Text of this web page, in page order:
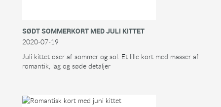
SØDT SOMMERKORT MED JULI KITTET
2020-07-19
Juli kittet oser af sommer og sol. Et lille kort med masser af
romantik, lag og søde detaljer